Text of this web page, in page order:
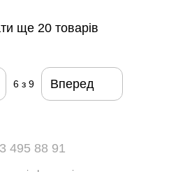
ще 20 товарів
6з 9 Вперед
495 88 91